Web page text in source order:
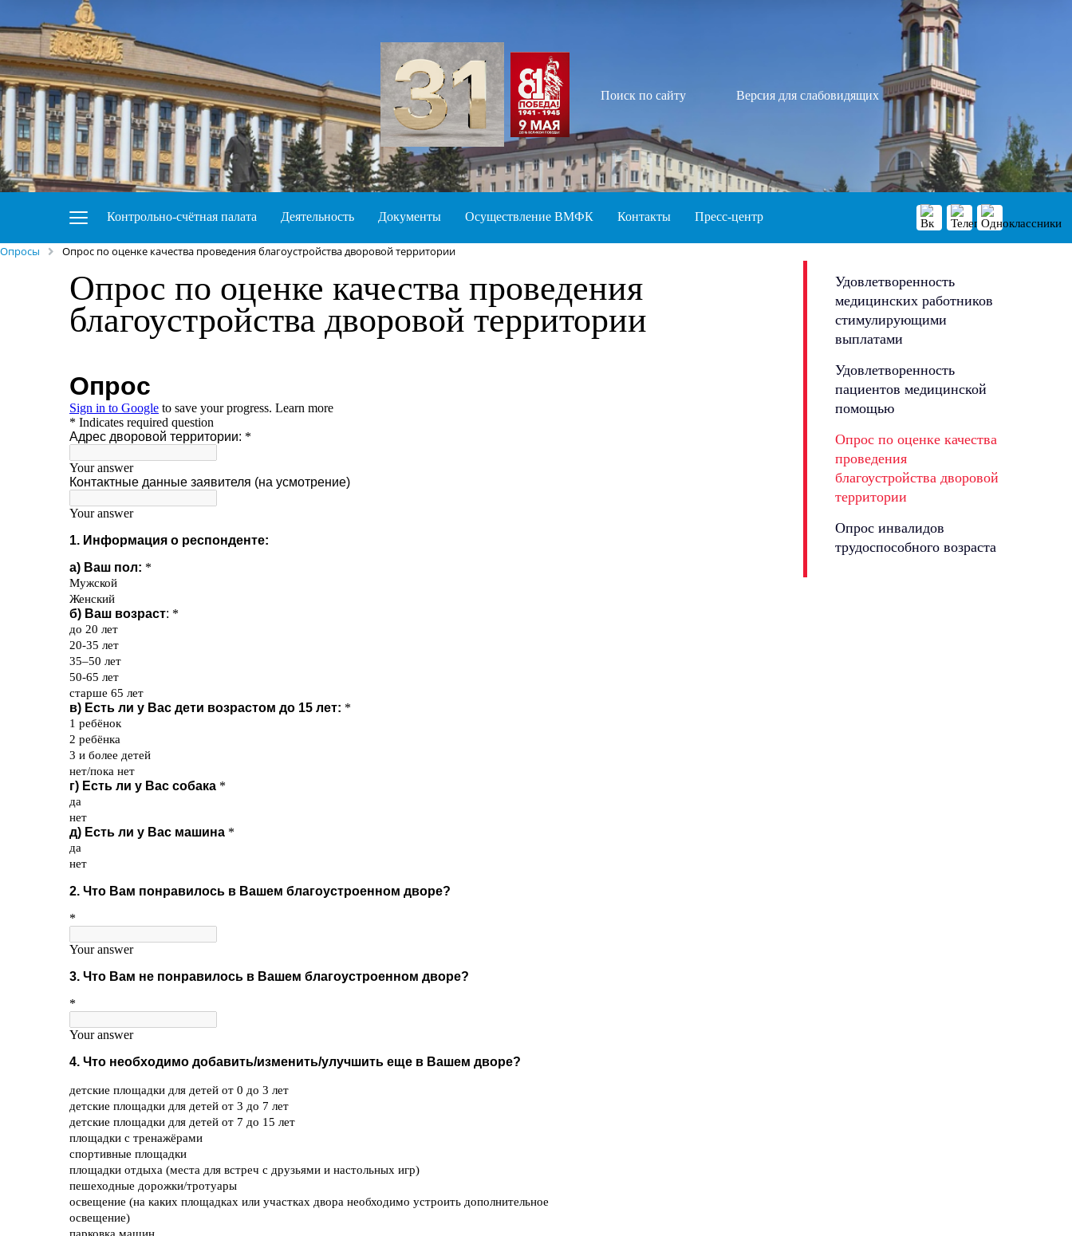
Поиск по сайту Версия для слабовидящих
Контрольно-счётная палата Деятельность Документы Осуществление ВМФК Контакты Пресс-центр
Опросы Опрос по оценке качества проведения благоустройства дворовой территории
Удовлетворенность
медицинских работников
стимулирующими
выплатами
Удовлетворенность
пациентов медицинской
помощью
Опрос по оценке качества
проведения
благоустройства дворовой
территории
Опрос инвалидов
трудоспособного возраста
Опрос по оценке качества проведения
благоустройства дворовой территории